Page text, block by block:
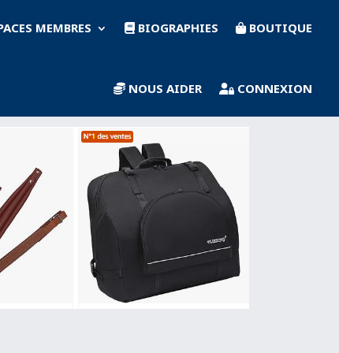
MEMBRES BIOGRAPHIES BOUTIQUE
NOUS AIDER CONNEXION